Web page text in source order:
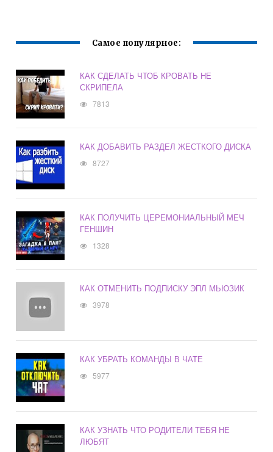
Самое популярное:
КАК СДЕЛАТЬ ЧТОБ КРОВАТЬ НЕ
СКРИПЕЛА
7813
КАК ДОБАВИТЬ РАЗДЕЛ ЖЕСТКОГО ДИСКА
8727
КАК ПОЛУЧИТЬ ЦЕРЕМОНИАЛЬНЫЙ МЕЧ
ГЕНШИН
1328
КАК ОТМЕНИТЬ ПОДПИСКУ ЭПЛ МЬЮЗИК
3978
КАК УБРАТЬ КОМАНДЫ В ЧАТЕ
5977
КАК УЗНАТЬ ЧТО РОДИТЕЛИ ТЕБЯ НЕ
ЛЮБЯТ